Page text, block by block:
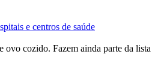
e centros de saúde
cozido. Fazem ainda parte da